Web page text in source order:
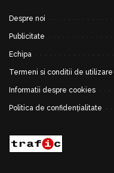
Despre noi
Publicitate
Echipa
Termeni si conditii de utilizare
Informatii despre cookies
Politica de confidențialitate